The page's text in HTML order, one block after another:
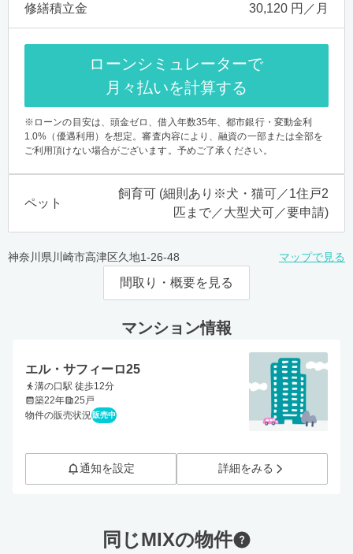
修繕積立金
30,120 円／月
ローンシミュレーターで
月々払いを計算する
※ローンの目安は、頭金ゼロ、借入年数35年、都市銀行・変動金利
1.0%（優遇利用）を想定。審査内容により、融資の一部または全部を
ご利用頂けない場合がございます。予めご了承ください。
ペット
飼育可 (細則あり※犬・猫可／1住戸2
匹まで／大型犬可／要申請)
神奈川県川崎市高津区久地1-26-48 マップで見る
間取り・概要を見る
マンション情報
エル・サフィーロ25
溝の口駅 徒歩12分
築22年
25戸
物件の販売状況 販売中
通知を設定 詳細をみる
同じMIXの物件